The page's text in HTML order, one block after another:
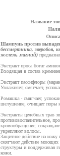
Название
Шампунь против
бессмертника,
железо, магний)
Экстракт проса богат
Входящая в состав
Экстракт пассифлоры
Увлажняет, смягчает,
Ромашка - смягчает,
шелушение, очищает поры и
Экстракты целебных трав
противовоспалительное,
кровообращение,
укрепляют волосы.
Защитное действие на
смягчают действие моющих
структуры и поддерживая
кожи.